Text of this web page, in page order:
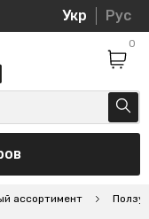
Укр Рус
0
ассортимент